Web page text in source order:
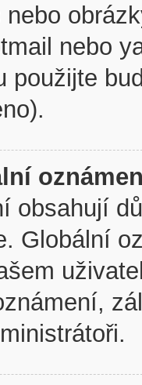
nebo
použijte
obsahují
Globální